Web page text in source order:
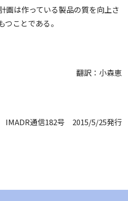
画は作っている製品の質を向上さ
ことである。
翻訳：小森恵
IMADR通信182号 2015/5/25発行